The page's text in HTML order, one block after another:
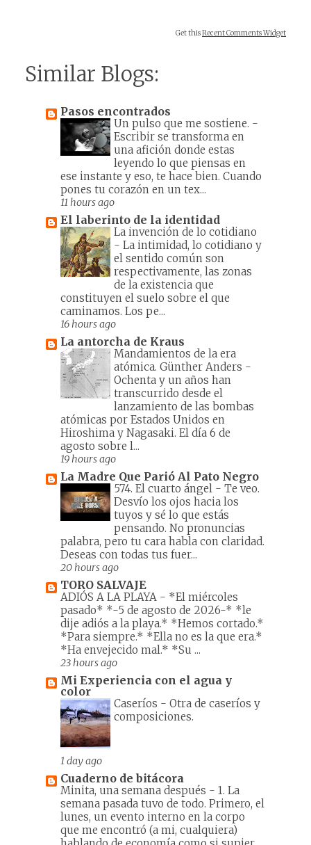
Get thisRecent Comments Widget
Similar Blogs:
Pasos encontrados
Un pulso que me sostiene. -
Escribir se transforma en
una afición donde estas
leyendo lo que piensas en
ese instante y eso, te hace bien. Cuando
pones tu corazón en un tex...
11 hours ago
El laberinto de la identidad
La invención de lo cotidiano
- La intimidad, lo cotidiano y
el sentido común son
respectivamente, las zonas
de la existencia que
constituyen el suelo sobre el que
caminamos. Los pe...
16 hours ago
La antorcha de Kraus
Mandamientos de la era
atómica. Günther Anders -
Ochenta y un años han
transcurrido desde el
lanzamiento de las bombas
atómicas por Estados Unidos en
Hiroshima y Nagasaki. El día 6 de
agosto sobre l...
19 hours ago
La Madre Que Parió Al Pato Negro
574. El cuarto ángel - Te veo.
Desvío los ojos hacia los
tuyos y sé lo que estás
pensando. No pronuncias
palabra, pero tu cara habla con claridad.
Deseas con todas tus fuer...
20 hours ago
TORO SALVAJE
ADIÓS A LA PLAYA - *El miércoles
pasado* *-5 de agosto de 2026-* *le
dije adiós a la playa.* *Hemos cortado.*
*Para siempre.* *Ella no es la que era.*
*Ha envejecido mal.* *Su ...
23 hours ago
Mi Experiencia con el agua y
color
Caseríos - Otra de caseríos y
composiciones.
1 day ago
Cuaderno de bitácora
Minita, una semana después - 1. La
semana pasada tuvo de todo. Primero, el
lunes, un evento interno en la corpo
que me encontró (a mi, cualquiera)